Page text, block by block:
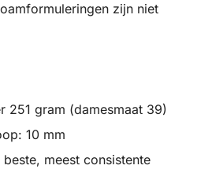
zijn niet
251 gram (damesmaat 39)
10 mm
meest consistente